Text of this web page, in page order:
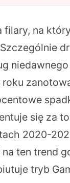
filary, na
roku
się za
2020-
ten trend
tryb